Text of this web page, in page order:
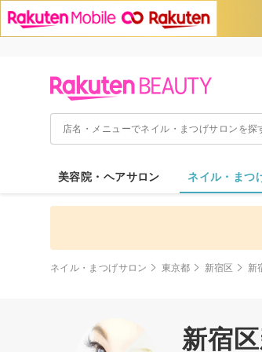
美容院・ヘアサロン ネイル・まつ
ネイル・まつげサロン 東京都 新宿区 新
新宿